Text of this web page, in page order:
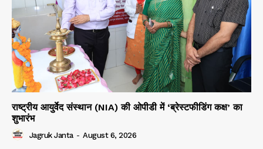
राष्ट्रीय आयुर्वेद संस्थान (NIA) की ओपीडी में ‘ब्रेस्टफीडिंग कक्ष’ का
शुभारंभ
Jagruk Janta - August 6, 2026